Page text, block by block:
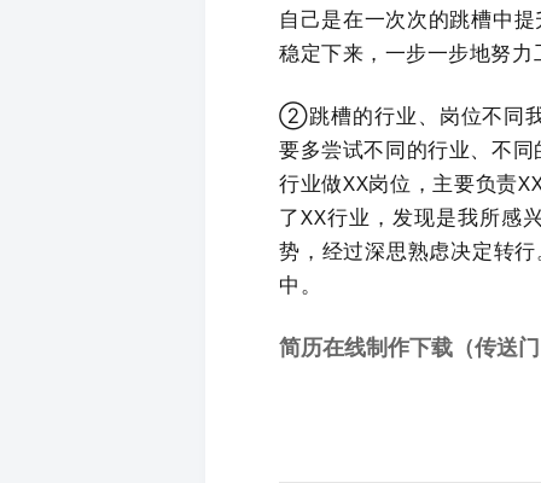
自己是在一次次的跳槽中
稳定下来，一步一步地努
②跳槽的行业、岗位不同
要多尝试不同的行业、不
行业做XX岗位，主要负责
了XX行业，发现是我所感
势，经过深思熟虑决定转
中。
简历在线制作下载（传送